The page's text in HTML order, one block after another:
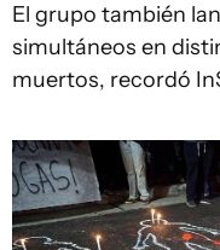
El grupo también
simultáneos en
muertos, recordó